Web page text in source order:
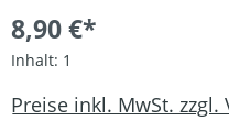
8,90 €*
Inhalt: 1
Preise inkl. MwSt. zzgl.